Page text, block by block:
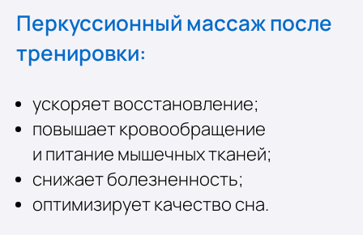
Перкуссионный массаж после
тренировки:
ускоряет восстановление;
повышает кровообращение
и питание мышечных тканей;
снижает болезненность;
оптимизируеткачество сна.